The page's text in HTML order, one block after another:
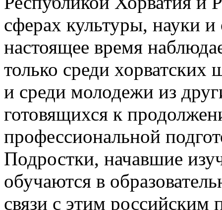
сферах культуры, науки
настоящее время
только среди хорватских
и среди молодежи из
готовящихся к
профессиональной
Подростки, начавшие
обучаются в
связи с этим российским